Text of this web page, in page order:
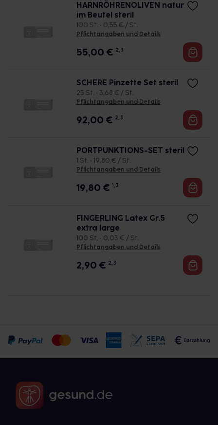
HARNRÖHRENOLIVEN natur
im Beutel steril
100 St. • 0,55 € / St.
Pflichtangaben und Details
55,00 € 2, 3
SCHERE Pinzette Set steril
25 St. • 3,68 € / St.
Pflichtangaben und Details
92,00 € 2, 3
PORTPUNKTIONS-SET steril
1 St. • 19,80 € / St.
Pflichtangaben und Details
19,80 € 1, 3
FINGERLING Latex Gr.5
extra large
100 St. • 0,03 € / St.
Pflichtangaben und Details
2,90 € 2, 3